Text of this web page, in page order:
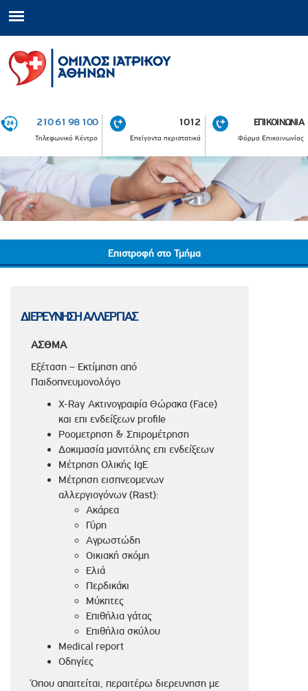
210 61 98 100
Τηλεφωνικό Κέντρο
1012
Επείγοντα περιστατικά
ΕΠΙΚΟΙΝΩΝΙΑ
Φόρμα Επικοινωνίας
Επιστροφή στο Τμήμα
ΔΙΕΡΕΥΝΗΣΗ ΑΛΛΕΡΓΙΑΣ
ΑΣΘΜΑ
Εξέταση – Εκτίμηση από
Παιδοπνευμονολόγο
X-Ray Aκτινογραφία Θώρακα (Face)
και επι ενδείξεων profile
Ροομετρηση & Σπιρομέτρηση
Δοκιμασία μανιτόλης επι ενδείξεων
Μέτρηση Ολικής IgE
Μέτρηση εισπνεομενων
αλλεργιογόνων (Rast):
Ακάρεα
Γύρη
Αγρωστώδη
Οικιακή σκόμη
Ελιά
Περδικάκι
Μύκητες
Επιθήλια γάτας
Επιθήλια σκύλου
Medical report
Οδηγίες
Όπου απαιτείται, περαιτέρω διερευνηση με